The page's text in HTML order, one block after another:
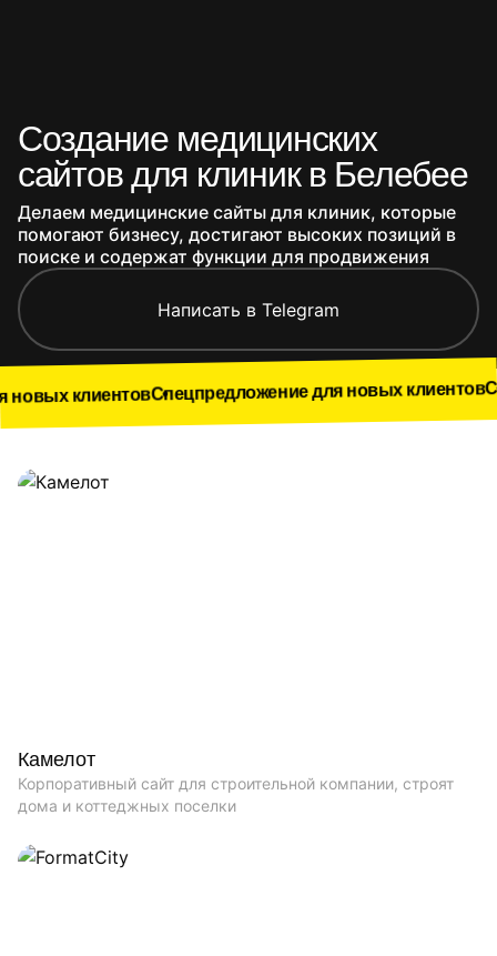
Создание медицинских
сайтов для клиник в Белебее
Делаем медицинские сайты для клиник, которые
помогают бизнесу, достигают высоких позиций в
поиске и содержат функции для продвижения
Написать в Telegram
Спецпредложение для новых клиентов
Наши работы
Камелот
Корпоративный сайт для строительной компании, строят
дома и коттеджных поселки